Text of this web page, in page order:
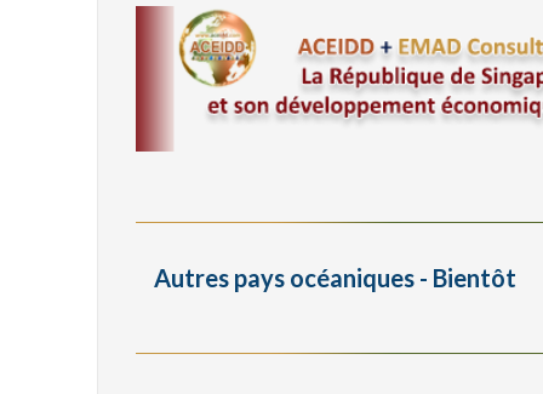
Autres pays océaniques - Bientôt